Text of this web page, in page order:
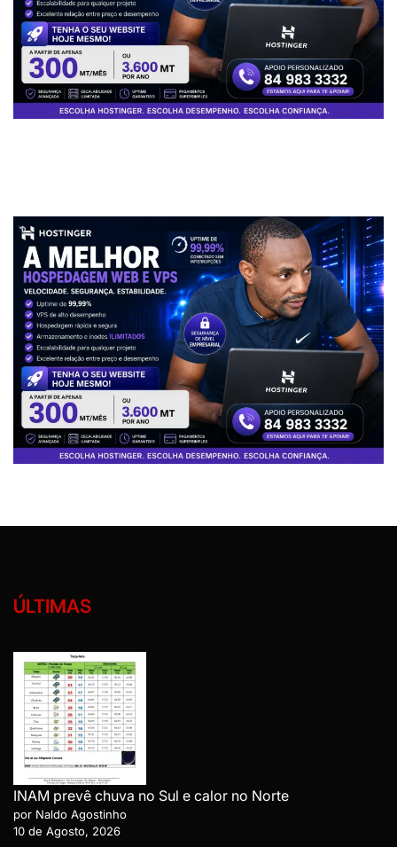
ÚLTIMAS
INAM prevê chuva no Sul e calor no Norte
por Naldo Agostinho
10 de Agosto, 2026